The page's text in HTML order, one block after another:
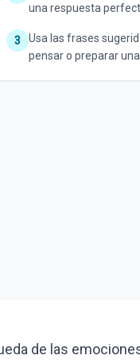
una respuesta
3
Usa las frases
pensar o preparar
de las